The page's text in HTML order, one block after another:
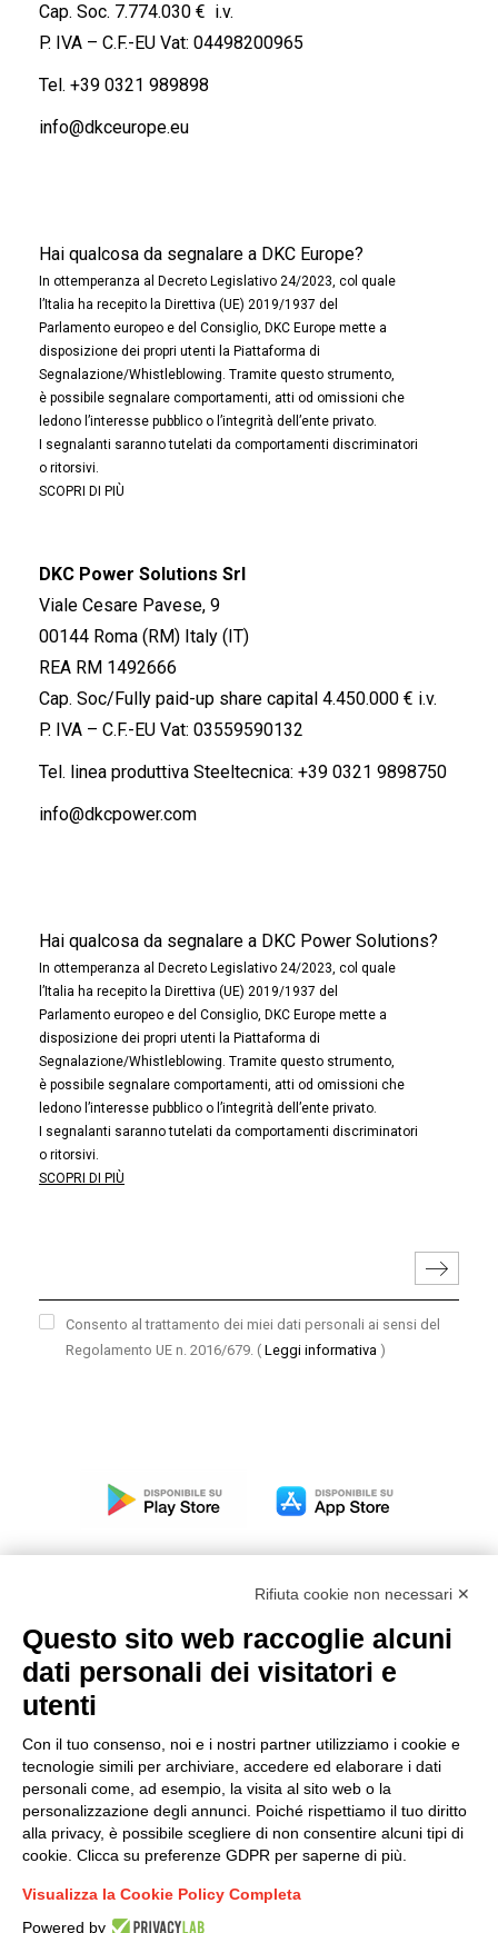
Cap. Soc. 7.774.030 € i.v.
P. IVA – C.F.-EU Vat: 04498200965
Tel. +39 0321 989898
info@dkceurope.eu
Hai qualcosa da segnalare a DKC Europe?
In ottemperanza al Decreto Legislativo 24/2023, col quale
l’Italia ha recepito la Direttiva (UE) 2019/1937 del
Parlamento europeo e del Consiglio, DKC Europe mette a
disposizione dei propri utenti la Piattaforma di
Segnalazione/Whistleblowing. Tramite questo strumento,
è possibile segnalare comportamenti, atti od omissioni che
ledono l’interesse pubblico o l’integrità dell’ente privato.
I segnalanti saranno tutelati da comportamenti discriminatori
o ritorsivi.
SCOPRI DI PIÙ
DKC Power Solutions Srl
Viale Cesare Pavese, 9
00144 Roma (RM) Italy (IT)
REA RM 1492666
Cap. Soc/Fully paid-up share capital 4.450.000 € i.v.
P. IVA – C.F.-EU Vat: 03559590132
Tel. linea produttiva Steeltecnica: +39 0321 9898750
info@dkcpower.com
Hai qualcosa da segnalare a DKC Power Solutions?
In ottemperanza al Decreto Legislativo 24/2023, col quale
l’Italia ha recepito la Direttiva (UE) 2019/1937 del
Parlamento europeo e del Consiglio, DKC Europe mette a
disposizione dei propri utenti la Piattaforma di
Segnalazione/Whistleblowing. Tramite questo strumento,
è possibile segnalare comportamenti, atti od omissioni che
ledono l’interesse pubblico o l’integrità dell’ente privato.
I segnalanti saranno tutelati da comportamenti discriminatori
o ritorsivi.
SCOPRI DI PIÙ
Consento al trattamento dei miei dati personali ai sensi del
Regolamento UE n. 2016/679. ( Leggi informativa )
LINKEDIN YOUTUBE
Modello organizzativo, gestione e controllo – D. lgs.
231/2001
Condizioni generali di vendita DKC Power Solutions
Condizioni generali di acquisto
Codice etico
Rifiuta cookie non necessari ✕
Questo sito web raccoglie alcuni
dati personali dei visitatori e
utenti
Con il tuo consenso, noi e i nostri partner utilizziamo i cookie e
tecnologie simili per archiviare, accedere ed elaborare i dati
personali come, ad esempio, la visita al sito web o la
personalizzazione degli annunci. Poiché rispettiamo il tuo diritto
alla privacy, è possibile scegliere di non consentire alcuni tipi di
cookie. Clicca su preferenze GDPR per saperne di più.
Visualizza la Cookie Policy Completa
Powered by